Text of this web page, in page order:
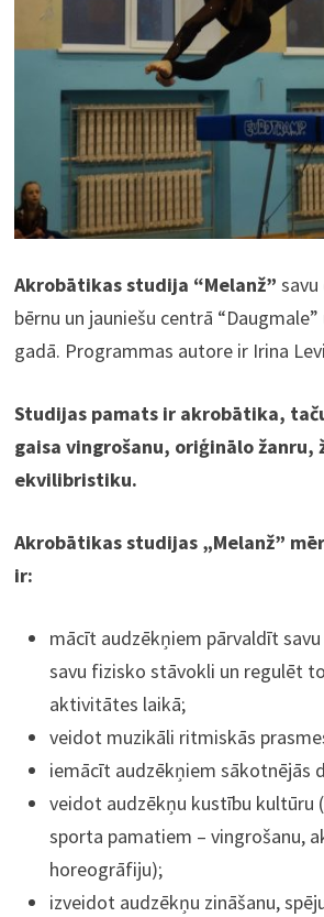
Akrobātikas studija “Melanž” savu
bērnu un jauniešu centrā “Daugmale”
gadā. Programmas autore ir Irina
Studijas pamats ir akrobātika,
gaisa vingrošanu, oriģinālo žanru,
ekvilibristiku.
Akrobātikas studijas „Melanž”
ir:
mācīt audzēkņiem pārvaldīt
savu fizisko stāvokli un regulēt
aktivitātes laikā;
veidot muzikāli ritmiskās
iemācīt audzēkņiem sākotnējās
veidot audzēkņu kustību kultūru
sporta pamatiem – vingrošanu,
horeogrāfiju);
izveidot audzēkņu zināšanu,